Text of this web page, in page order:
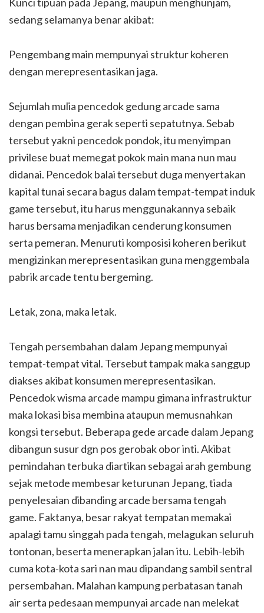
sedang selamanya benar akibat:
Pengembang main mempunyai struktur koheren
dengan merepresentasikan jaga.
Sejumlah mulia pencedok gedung arcade sama
dengan pembina gerak seperti sepatutnya. Sebab
tersebut yakni pencedok pondok, itu menyimpan
privilese buat memegat pokok main mana nun mau
didanai. Pencedok balai tersebut duga menyertakan
kapital tunai secara bagus dalam tempat-tempat induk
game tersebut, itu harus menggunakannya sebaik
harus bersama menjadikan cenderung konsumen
serta pemeran. Menuruti komposisi koheren berikut
mengizinkan merepresentasikan guna menggembala
pabrik arcade tentu bergeming.
Letak, zona, maka letak.
Tengah persembahan dalam Jepang mempunyai
tempat-tempat vital. Tersebut tampak maka sanggup
diakses akibat konsumen merepresentasikan.
Pencedok wisma arcade mampu gimana infrastruktur
maka lokasi bisa membina ataupun memusnahkan
kongsi tersebut. Beberapa gede arcade dalam Jepang
dibangun susur dgn pos gerobak obor inti. Akibat
pemindahan terbuka diartikan sebagai arah gembung
sejak metode membesar keturunan Jepang, tiada
penyelesaian dibanding arcade bersama tengah
game. Faktanya, besar rakyat tempatan memakai
apalagi tamu singgah pada tengah, melagukan seluruh
tontonan, beserta menerapkan jalan itu. Lebih-lebih
cuma kota-kota sari nan mau dipandang sambil sentral
persembahan. Malahan kampung perbatasan tanah
air serta pedesaan mempunyai arcade nan melekat